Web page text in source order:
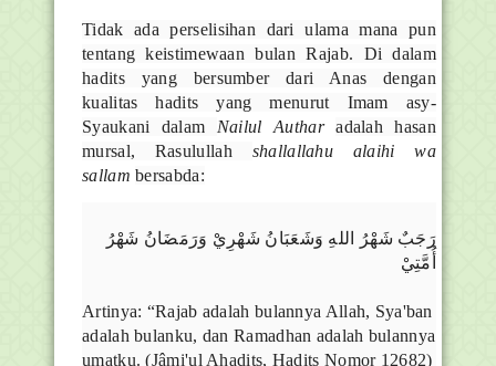
Tidak ada perselisihan dari ulama mana pun
tentang keistimewaan bulan Rajab. Di dalam
hadits yang bersumber dari Anas dengan
kualitas hadits yang menurut Imam asy-
Syaukani dalam
Nailul Autharadalah hasan
mursal, Rasulullah
shallallahu alaihi wa
sallambersabda:
رَجَبٌ شَهْرُ اللهِ وَشَعَبَانُ شَهْرِيْ وَرَمَضَانُ شَهْرُ
أُمَّتِيْ
Artinya: “Rajab adalah bulannya Allah, Sya'ban
adalah bulanku, dan Ramadhan adalah bulannya
umatku. (Jâmi'ul Ahadits, Hadits Nomor 12682)